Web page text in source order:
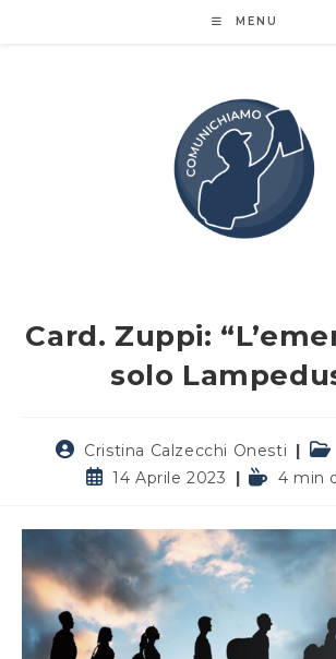
MENU
Card. Zuppi:
solo
Autore
dell'articolo:
Cristina Calzecchi Onesti
Articolo
14 Aprile 2023
Tempo
4 min